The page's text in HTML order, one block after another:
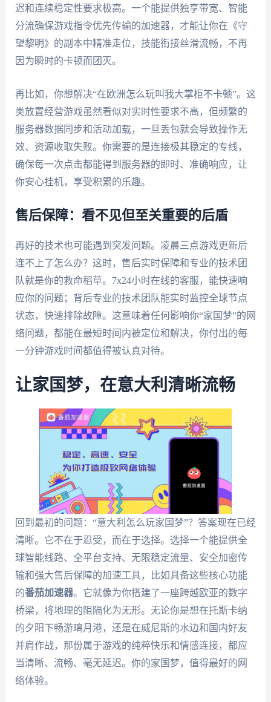
迟和连续稳定性要求极高。一个能提供独享带宽、智能
分流确保游戏指令优先传输的加速器，才能让你在《守
望黎明》的副本中精准走位，技能衔接丝滑流畅，不再
因为瞬时的卡顿而团灭。
再比如，你想解决“在欧洲怎么玩叫我大掌柜不卡顿”。这
类放置经营游戏虽然看似对实时性要求不高，但频繁的
服务器数据同步和活动加载，一旦丢包就会导致操作无
效、资源收取失败。你需要的是连接极其稳定的专线，
确保每一次点击都能得到服务器的即时、准确响应，让
你安心挂机，享受积累的乐趣。
售后保障：看不见但至关重要的后盾
再好的技术也可能遇到突发问题。凌晨三点游戏更新后
连不上了怎么办？这时，售后实时保障和专业的技术团
队就是你的救命稻草。7x24小时在线的客服，能快速响
应你的问题；背后专业的技术团队能实时监控全球节点
状态，快速排除故障。这意味着任何影响你“家国梦”的网
络问题，都能在最短时间内被定位和解决，你付出的每
一分钟游戏时间都值得被认真对待。
让家国梦，在意大利清晰流畅
回到最初的问题：“意大利怎么玩家国梦”？答案现在已经
清晰。它不在于忍受，而在于选择。选择一个能提供全
球智能线路、全平台支持、无限稳定流量、安全加密传
输和强大售后保障的加速工具，比如具备这些核心功能
的番茄加速器。它就像为你搭建了一座跨越欧亚的数字
桥梁，将地理的阻隔化为无形。无论你是想在托斯卡纳
的夕阳下畅游璃月港，还是在威尼斯的水边和国内好友
并肩作战，那份属于游戏的纯粹快乐和情感连接，都应
当清晰、流畅、毫无延迟。你的家国梦，值得最好的网
络体验。